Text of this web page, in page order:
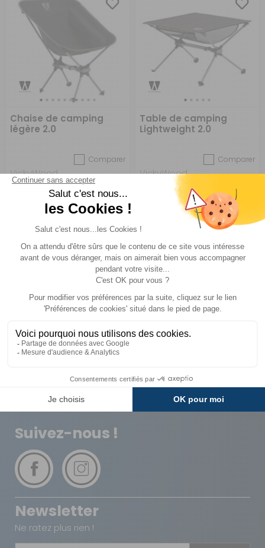
Chaise de camping
légère 2.0
Comparer
VickyWood
Réf : 697372 EN STOCK
ACHETER 59 €
Table de camping
Lightweight 2.0
Comparer
VickyWood
Réf : 697373 EN STOCK
ACHETER 49 €
Livraison
Expédié sous 72h
Paiements
Avantages Paiement
Plusieurs fois
Suivez-nous !
Newsletter
Ne ratez plus rien !